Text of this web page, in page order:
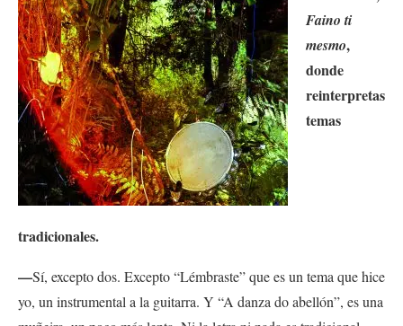
Faino ti
mesmo,
donde
reinterpretas
temas
tradicionales.
—Sí, excepto dos. Excepto “Lémbraste” que es un tema que hice
yo, un instrumental a la guitarra. Y “A danza do abellón”, es una